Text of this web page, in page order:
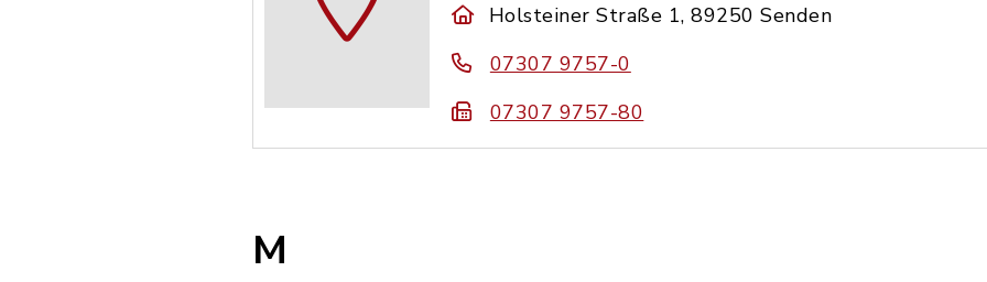
Holsteiner Straße 1, 89250 Senden
07307 9757-0
07307 9757-80
M